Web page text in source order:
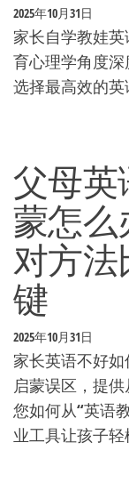
2025年10月31日
家长自学教娃
育心理学角度
选择最高效的英
父母英
蒙怎
对方法
键
2025年10月31日
家长英语不好
启蒙误区，提
您如何从“英语
业工具让孩子轻